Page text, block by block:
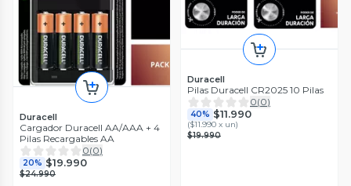
Duracell
Cargador Duracell AA/AAA + 4
Pilas Recargables AA
0(0)
20% $19.990
$24.990
Duracell
Pilas Duracell CR2025 10 Pilas
0(0)
40% $11.990
($11.990 x un)
$19.990